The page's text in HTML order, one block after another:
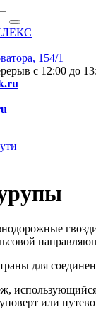
154/1
с 12:00 до
для
использующийся
или